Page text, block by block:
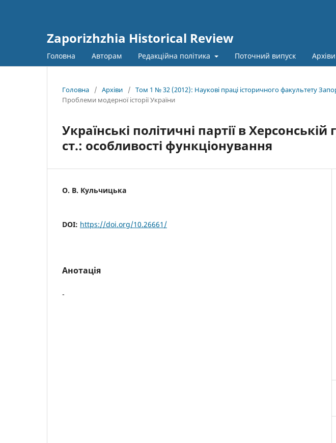
Zaporizhzhia Historical Review
Головна Авторам Редакційна політика Поточний випуск Архіви
Головна / Архіви / Том 1 № 32 (2012): Наукові праці історичного факультету
Проблеми модерної історії України
Українські політичні партії в Херсонській
ст.: особливості функціонування
О. В. Кульчицька
DOI: https://doi.org/10.26661/
Анотація
-